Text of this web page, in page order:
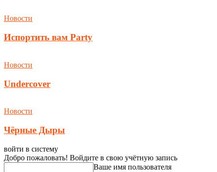
Новости
Испортить вам Party
Новости
Undercover
Новости
Чёрные Дыры
войти в систему
Добро пожаловать! Войдите в свою учётную запись
Ваше имя пользователя